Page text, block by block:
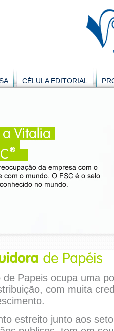
CÉLULA EDITORIAL
de Papeis ocupa uma
com muita
estreito junto aos